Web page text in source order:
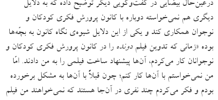
درعین‌حال بیضایی در گفت‌وگویی دیگر توضیح داده که به دلایل
دیگری هم نمی‌خواسته دوباره با کانون پرورش فکری کودکان و
نوجوان همکاری کند و یکی از این دلایل شیوه‌ی نگاه کانون به بچّه‌ها
بوده «زمانی که تدوین فیلمدونده را در کانون پرورش فکری کودکان و
نوجوانان کار می‌کردم، آن‌ها پیشنهاد ساخت فیلمی را به من دادند. امّا
من نمی‌خواستم با آن‌ها کار کنم؛ چون قبلاً با آن‌ها به مشکل برخورده
بودم و فکر می‌کردم چند نفری در آن‌جا هستند که نمی‌خواهند من فیلم